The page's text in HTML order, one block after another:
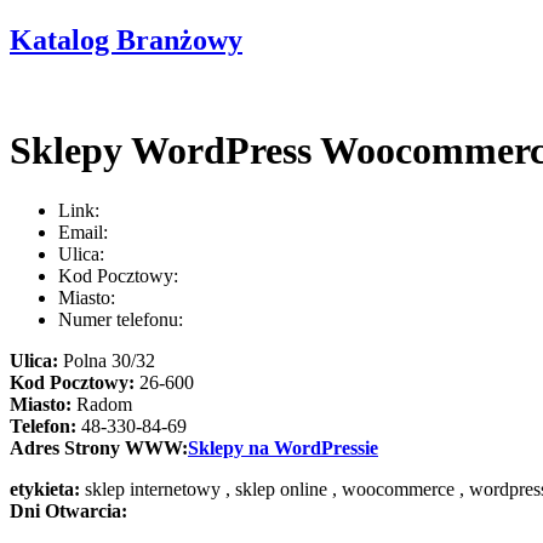
Katalog Branżowy
Sklepy WordPress
Link:
Email:
Ulica:
Kod Pocztowy:
Miasto:
Numer telefonu:
Ulica: Polna 30/32
Kod Pocztowy: 26-600
Miasto: Radom
Telefon: 48-330-84-69
Adres Strony WWW:Sklepy na WordPressie
etykieta: sklep internetowy , sklep online , woocommerce ,
Dni Otwarcia: